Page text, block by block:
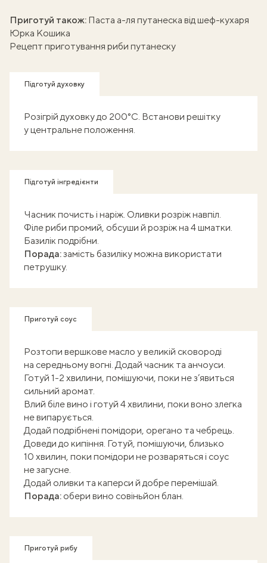
Приготуй також: Паста а-ля путанеска від шеф-кухаря
Юрка Кошика
Рецепт приготування риби путанеску
Підготуй духовку
Розігрій духовку до 200°C. Встанови решітку
у центральне положення.
Підготуй інгредієнти
Часник почисть і наріж. Оливки розріж навпіл.
Філе риби промий, обсуши й розріж на 4 шматки.
Базилік подрібни.
Порада:замість базиліку можна використати
петрушку.
Приготуй соус
Розтопи вершкове масло у великій сковороді
на середньому вогні. Додай часник та анчоуси.
Готуй 1-2 хвилини, помішуючи, поки не з’явиться
сильний аромат.
Влий біле вино і готуй 4 хвилини, поки воно злегка
не випарується.
Додай подрібнені помідори, орегано та чебрець.
Доведи до кипіння. Готуй, помішуючи, близько
10 хвилин, поки помідори не розваряться і соус
не загусне.
Додай оливки та каперси й добре перемішай.
Порада: обери вино совіньйон блан.
Приготуй рибу